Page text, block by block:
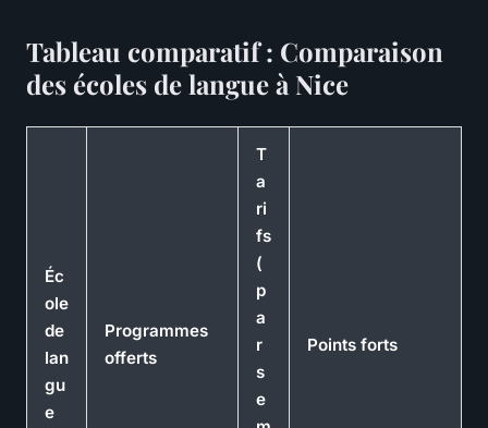
Tableau comparatif : Comparaison
des écoles de langue à Nice
Éc
ole
de
lan
gu
e
Programmes
offerts
T
a
ri
fs
(
p
a
r
s
e
Points forts